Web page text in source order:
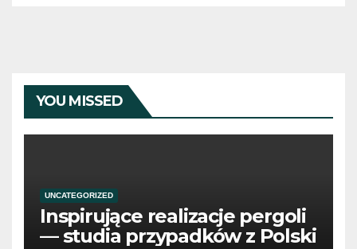
YOU MISSED
UNCATEGORIZED
Inspirujące realizacje pergoli
— studia przypadków z Polski